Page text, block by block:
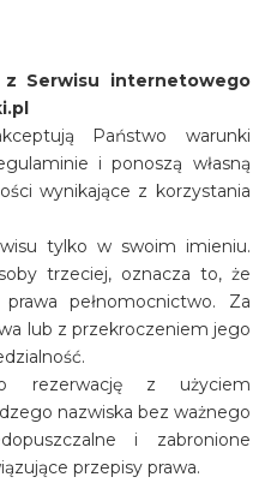
Serwisu internetowego
Państwo warunki
i ponoszą własną
wynikające z korzystania
tylko w swoim imieniu.
trzeciej, oznacza to, że
pełnomocnictwo. Za
lub z przekroczeniem jego
rezerwację z użyciem
nazwiska bez ważnego
i zabronione
przepisy prawa.